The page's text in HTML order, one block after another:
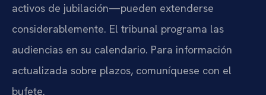
activos de jubilación—pueden extenderse
considerablemente. El tribunal programa las
audiencias en su calendario. Para información
actualizada sobre plazos, comuníquese con el
bufete.